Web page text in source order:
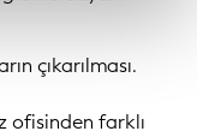
çıkarılması.
ofisinden farklı